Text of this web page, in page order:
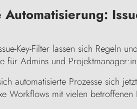
Automatisierung:
Key-Filter lassen sich Regeln
für Admins und
automatisierte Prozesse sich
Workflows mit vielen betroffenen